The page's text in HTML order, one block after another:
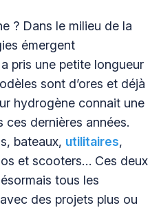
? Dans le milieu de la
émergent
pris une petite longueur
sont d’ores et déjà
hydrogène connait une
dernières années.
bateaux, utilitaires,
et scooters… Ces deux
tous les
des projets plus ou